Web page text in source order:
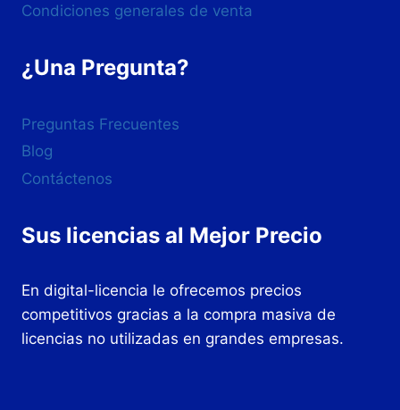
Condiciones generales de venta
¿Una Pregunta?
Preguntas Frecuentes
Blog
Contáctenos
Sus licencias al Mejor Precio
En digital-licencia le ofrecemos precios
competitivos gracias a la compra masiva de
licencias no utilizadas en grandes empresas.